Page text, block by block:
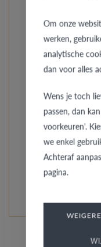
De
Uit onze
eenvoudig strak
uniek en wordt de
Wedding
bescheiden
Om onze
werken,
analytische
dan voor alles
Wens je toch
passen, dan
voorkeuren'.
we enkel
Achteraf
pagina.